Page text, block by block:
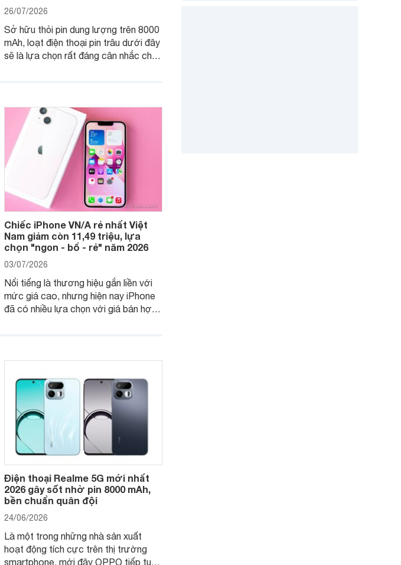
26/07/2026
Sở hữu thỏi pin dung lượng trên 8000
mAh, loạt điện thoại pin trâu dưới đây
sẽ là lựa chọn rất đáng cân nhắc cho
Chiếc iPhone VN/A rẻ nhất Việt
Nam giảm còn 11,49 triệu, lựa
chọn "ngon - bổ - rẻ" năm 2026
03/07/2026
Nổi tiếng là thương hiệu gắn liền với
mức giá cao, nhưng hiện nay iPhone
đã có nhiều lựa chọn với giá bán hợp
Điện thoại Realme 5G mới nhất
2026 gây sốt nhờ pin 8000 mAh,
bền chuẩn quân đội
24/06/2026
Là một trong những nhà sản xuất
hoạt động tích cực trên thị trường
smartphone, mới đây OPPO tiếp tục